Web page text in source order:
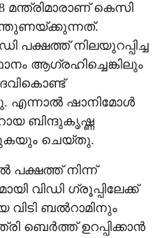
മന്ത്രിമാരാണ് കെസി
പക്ഷത്ത് നിലയുറപ്പിച്ച
ആഗ്രഹിച്ചെങ്കിലും
എന്നാല്‍ ഷാനിമോള്‍
ബിന്ദുകൃഷ്ണ
ചെയ്തു.
നിന്ന്
വിഡി ഗ്രൂപ്പിലേക്ക്
വിടി ബല്‍റാമിനും
ബെര്‍ത്ത് ഉറപ്പിക്കാന്‍